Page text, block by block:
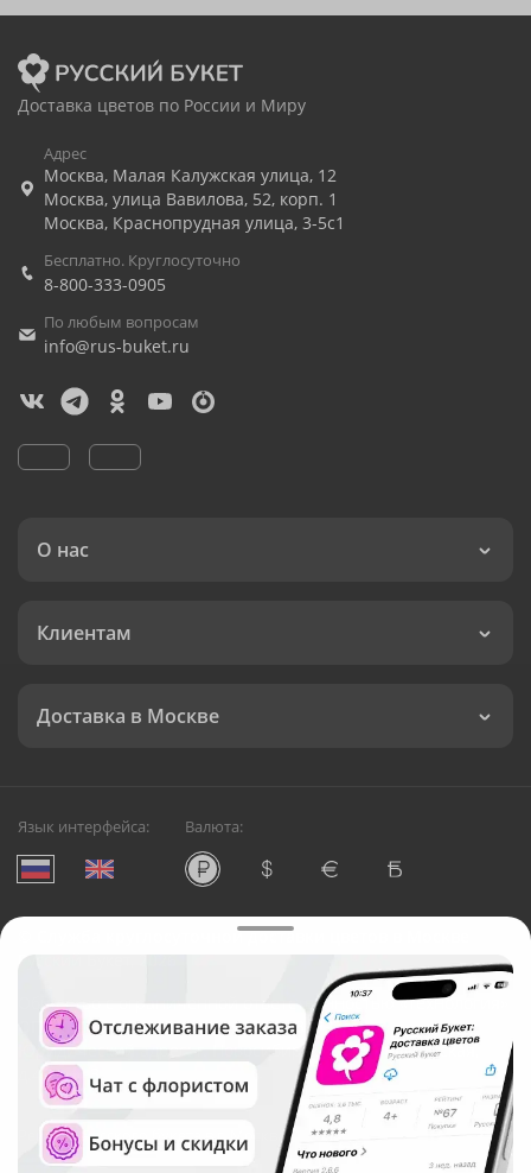
Доставка цветов по России и Миру
Адрес
Москва, Малая Калужская улица, 12
Москва, улица Вавилова, 52, корп. 1
Москва, Краснопрудная улица, 3-5с1
Бесплатно. Круглосуточно
8-800-333-0905
По любым вопросам
info@rus-buket.ru
О нас
Клиентам
Доставка в Москве
Язык интерфейса: Валюта:
Служба круглосуточной доставки цветов в Москве
Русский Букет, 2026
Общество с ограниченной ответственностью «Технология»
ОГРН: 1195476081745, ИНН: 5410081997
Юридический адрес: г. Новосибирск, ул. Ипподромская,
д.42, оф. 3
Рейтинг Русского букета в г. Москва